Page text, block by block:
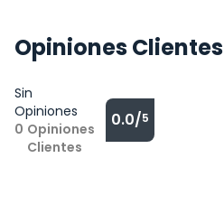
Opiniones Clientes
Sin
Opiniones
0 Opiniones
Clientes
0.0/5